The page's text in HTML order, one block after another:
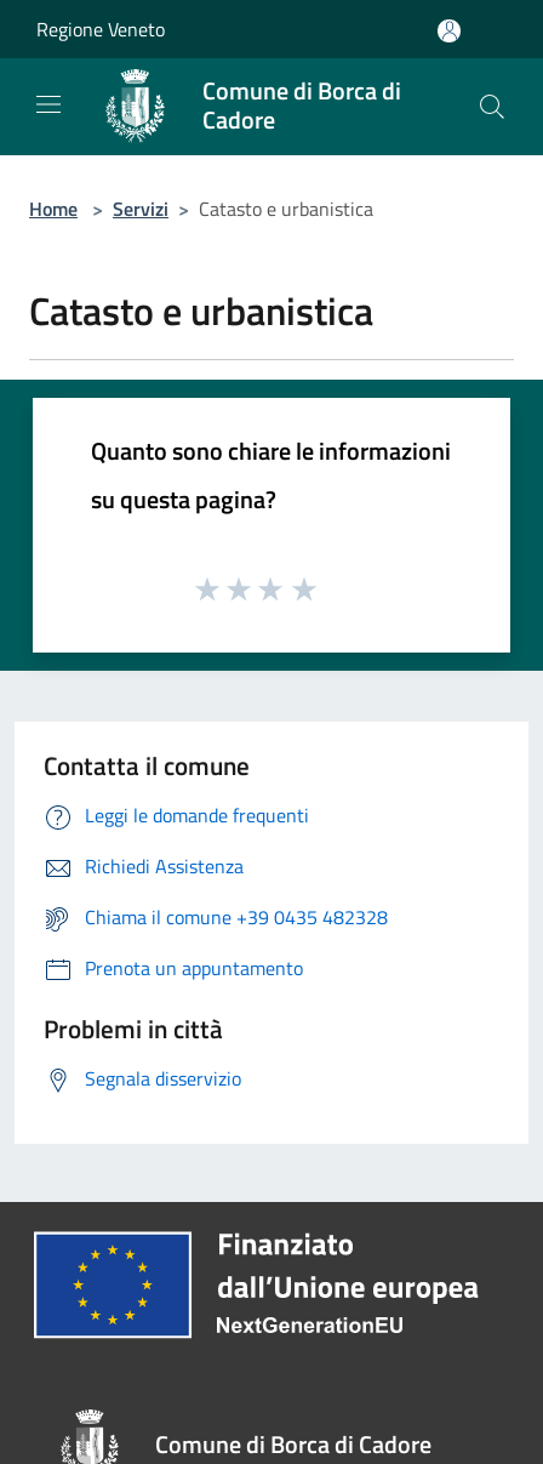
Regione Veneto
Comune di Borca di
Cadore
Home > Servizi > Catasto e urbanistica
Catasto e urbanistica
Quanto sono chiare le informazioni
su questa pagina?
Contatta il comune
Leggi le domande frequenti
Richiedi Assistenza
Chiama il comune +39 0435 482328
Prenota un appuntamento
Problemi in città
Segnala disservizio
Comune di Borca di Cadore